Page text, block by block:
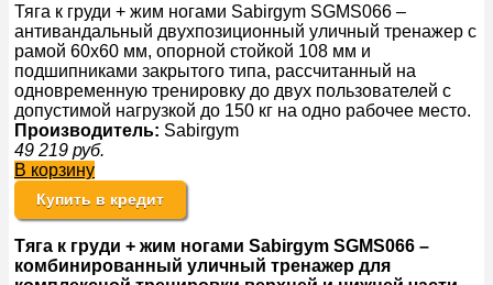
Тяга к груди + жим ногами Sabirgym SGMS066 –
антивандальный двухпозиционный уличный тренажер с
рамой 60х60 мм, опорной стойкой 108 мм и
подшипниками закрытого типа, рассчитанный на
одновременную тренировку до двух пользователей с
допустимой нагрузкой до 150 кг на одно рабочее место.
Производитель: Sabirgym
49 219 руб.
В корзину
Купить в кредит
Тяга к груди + жим ногами Sabirgym SGMS066 –
комбинированный уличный тренажер для